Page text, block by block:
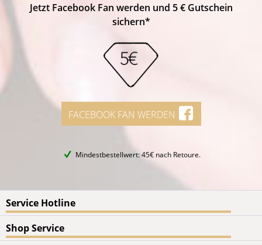
Jetzt Facebook Fan werden und 5 € Gutschein
sichern*
FACEBOOK FAN WERDEN
Mindestbestellwert: 45€ nach Retoure.
Service Hotline
Shop Service